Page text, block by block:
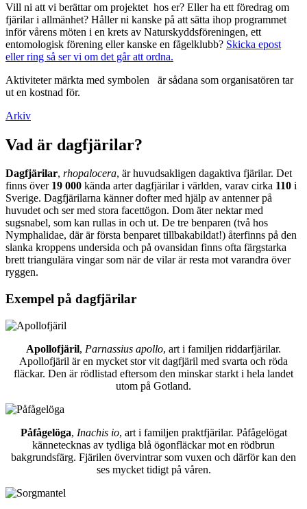
Vill ni att vi berättar om projektet hos er? Eller ha ett föredrag om
fjärilar i allmänhet? Håller ni kanske på att sätta ihop programmet
inför vårens möten i en krets av Naturskyddsföreningen, ett
entomologisk förening eller kanske en fågelklubb? Skicka epost
eller ring så ser vi om det går att ordna.
Aktiviteter märkta med symbolen
är sådana som organisatören tar
ut en kostnad för.
Arkiv
Vad är dagfjärilar?
Dagfjärilar, rhopalocera, är huvudsakligen dagaktiva fjärilar. Det
finns över 19 000 kända arter dagfjärilar i världen, varav cirka 110 i
Sverige. Dagfjärilarna känner dofter med hjälp av antenner på
huvudet och ser med stora facettögon. Dom äter nektar med
sugsnabel, som kan rullas in och ut. De tre benparen (två hos
Nymphalidae, där är första benparet tillbakabildat!) återfinns på den
slanka kroppens undersida och på ovansidan finns ofta färgstarka
brett triangulära vingar som när de vilar är resta mot varandra över
ryggen.
Exempel på dagfjärilar
Apollofjäril, Parnassius apollo, art i familjen riddarfjärilar.
Apollofjäril är en mycket stor vit dagfjäril med svarta och röda
fläckar. Den är rödlistad eftersom den minskar starkt i hela landet
utom på Gotland.
Påfågelöga, Inachis io, art i familjen praktfjärilar. Påfågelögat
kännetecknas av tydliga blå ögonfläckar mot en rödbrun
bakgrundsfärg. Fjärilen övervintrar som vuxen och därför kan den
ses mycket tidigt på våren.